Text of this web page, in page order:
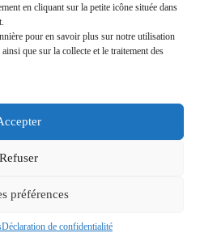
en cliquant sur la petite icône située dans
pour en savoir plus sur notre utilisation
que sur la collecte et le traitement des
Refuser
préférences
Déclaration de confidentialité